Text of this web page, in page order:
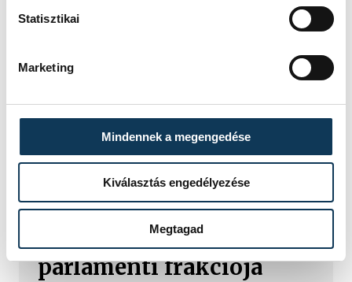
Statisztikai
Marketing
Mindennek a megengedése
Kiválasztás engedélyezése
Megtagad
TOVÁBBI CIKKEK
KÖZÉLET
Baka Andrást jelöli
államfőnek a Tisza
parlamenti frakciója